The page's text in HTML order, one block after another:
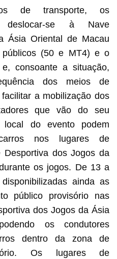
de transporte, os
deslocar-se à Nave
Ásia Oriental de Macau
públicos (50 e MT4) e o
consoante a situação,
dos meios de
a mobilização dos
que vão do seu
do evento podem
nos lugares de
Desportiva dos Jogos da
os jogos. De 13 a
ainda as
público provisório nas
dos Jogos da Ásia
os condutores
dentro da zona de
Os lugares de